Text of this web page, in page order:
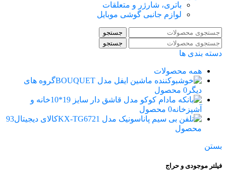
باتری، شارژر و متعلقات
لوازم جانبی گوشی موبایل
جستجو
جستجو
دسته بندی ها
همه محصولات
گروه های
دیگر 0 محصول
خانه و
آشپزخانه0 محصول
کالای دیجیتال93
محصول
بستن
فیلتر موجودی و حراج